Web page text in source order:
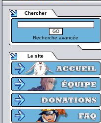
Chercher
Recherche avancée
Le site